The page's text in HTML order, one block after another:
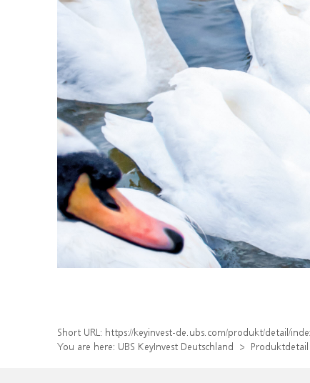
Short URL: https://keyinvest-de.ubs.com/produkt/detail/
You are here: UBS KeyInvest Deutschland Produktdetail